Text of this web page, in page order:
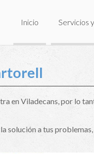
Inicio Servicios
en Viladecans, por lo
solución a tus problemas,